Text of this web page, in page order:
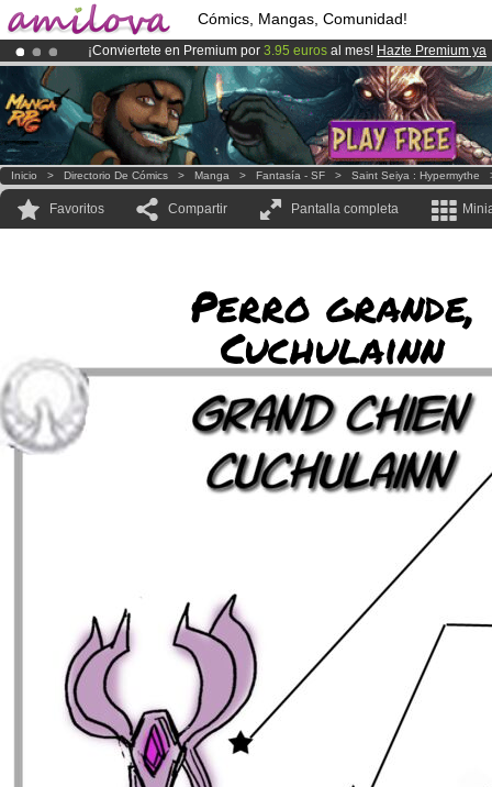
Cómics, Mangas, Comunidad!
¡Conviertete en Premium por 3.95 euros al mes! Hazte Premium ya
¡Ya tenemos 100000miembrosy 1000Cómics y Mangas!.
El Kickstarter Amilova está desormado lanzado!.
Inicio > Directorio De Cómics > Manga > Fantasía - SF > Saint Seiya : Hypermythe
Favoritos Compartir Pantalla completa
Perro grande,
Cuchulainn